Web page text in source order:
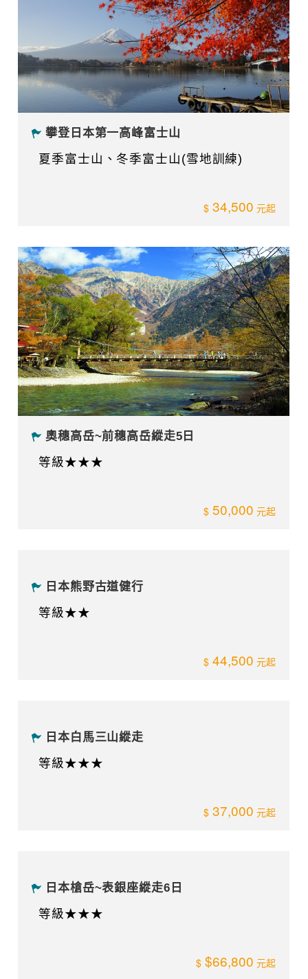
攀登日本第一高峰富士山
34,500
夏季富士山、冬季富士山(雪地訓練)
奧穗高岳~前穗高岳縱走5日
50,000
等級★★★
日本熊野古道健行
44,500
等級★★
日本白馬三山縱走
37,000
等級★★★
日本槍岳~表銀座縱走6日
$66,800
等級★★★